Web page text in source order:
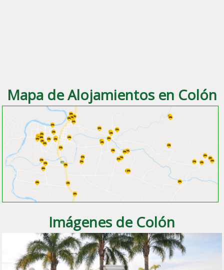
Mapa de Alojamientos en Colón
Imágenes de Colón